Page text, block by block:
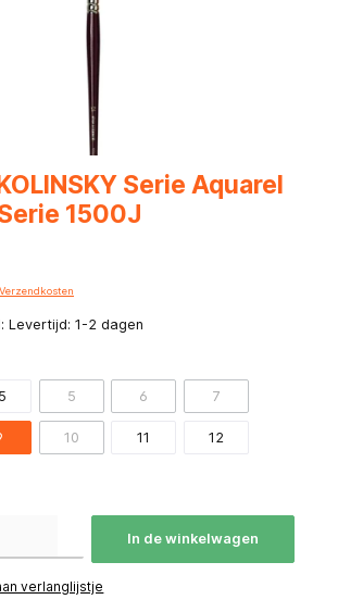
Serie Aquarel
1500J
Levertijd: 1-2 dagen
5 6 7
10 11 12
In de winkelwagen
verlanglijstje